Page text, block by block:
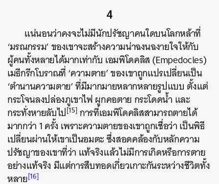
4
แน่นอนว่าคงจะไม่มีนักปรัชญาคนใดบนโลกหล้าที่
‘มรณกรรม’ ของเขาจะสร้างความน่าฉงนฉงายใจให้กับ
ผู้คนทั้งหลายได้มากเท่ากับ เอมพิโดคลิส (Empedocles)
เมธีกรีกโบราณที่ ‘ความตาย’ ของเขาถูกแปรเปลี่ยนเป็น
‘ตำนานความตาย’ ที่มีมากมายหลากหลายรูปแบบ ตั้งแต่
กระโจนลงปล่องภูเขาไฟ ผูกคอตาย กระโดดน้ำ และ
กระทั่งหายลับไป[15] การที่เอมพิโดคลิสสามารถตายได้
มากกว่า 1 ครั้ง เพราะความตายของเขาถูกเชื่อว่า เป็นพิธี
เปลี่ยนผ่านให้เขาเป็นอมตะ ซึ่งสอดคล้องกับหลักความ
ปรัชญาของเขาที่ว่า แท้จริงแล้วไม่มีการเกิดหรือการตาย
อย่างแท้จริง มีแต่การสืบทอดเกี่ยวเกาะกันระหว่างชีวิตทั้ง
หลาย[16]